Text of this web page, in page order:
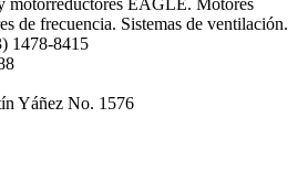
de frecuencia. Sistemas de ventilación.
1478-8415
Yáñez No. 1576